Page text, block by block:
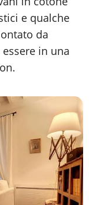
e qualche
da
in una